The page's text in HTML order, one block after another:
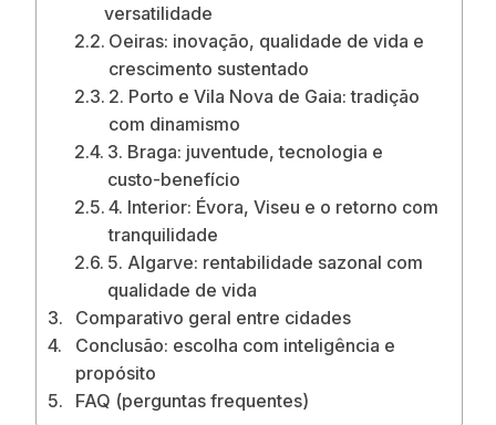
versatilidade
Oeiras: inovação, qualidade de vida e
crescimento sustentado
2. Porto e Vila Nova de Gaia: tradição
com dinamismo
3. Braga: juventude, tecnologia e
custo-benefício
4. Interior: Évora, Viseu e o retorno com
tranquilidade
5. Algarve: rentabilidade sazonal com
qualidade de vida
Comparativo geral entre cidades
Conclusão: escolha com inteligência e
propósito
FAQ (perguntas frequentes)